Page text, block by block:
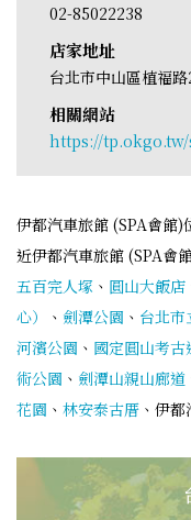
02-85022238
店家地址
台北市中山區植福
相關網站
https://
伊都汽車旅館 (SPA會館
近伊都汽車旅館 (SPA會
五百完人塚 、 圓山大飯店
心）
、 劍潭公園 、 台北市
河濱公園 、 國定圓山考古
術公園 、 劍潭山親山廊道
花園 、 林安泰古厝 、伊